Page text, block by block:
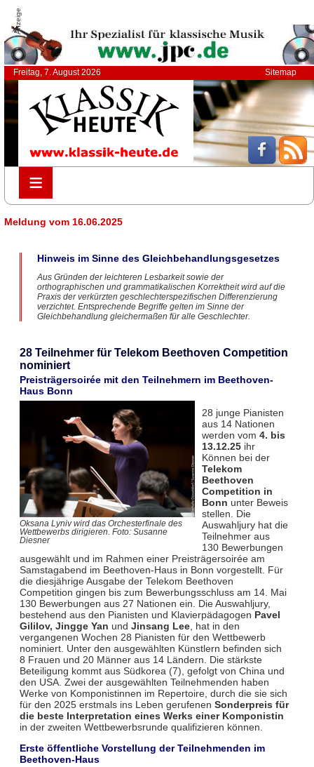
Anzeige
Freitag, 7. August 2026 Sitemap
≡
≡
Meldung vom 16.06.2025
Hinweis im Sinne des Gleichbehandlungsgesetzes
Aus Gründen der leichteren Lesbarkeit sowie der
orthographischen und grammatikalischen Korrektheit wird auf die
Praxis der verkürzten geschlechterspezifischen Differenzierung
verzichtet. Entsprechende Begriffe gelten im Sinne der
Gleichbehandlung gleichermaßen für alle Geschlechter.
28 Teilnehmer für Telekom Beethoven Competition
nominiert
Preisträgersoirée mit den Teilnehmern im Beethoven-
Haus Bonn
Oksana Lyniv wird das Orchesterfinale des
Wettbewerbs dirigieren. Foto: Susanne
Diesner
28 junge Pianisten
aus 14 Nationen
werden vom 4. bis
13.12.25ihr
Können bei der
Telekom
Beethoven
Competition in
Bonn unter Beweis
stellen. Die
Auswahljury hat die
Teilnehmer aus
130 Bewerbungen
ausgewählt und im Rahmen einer Preisträgersoirée am
Samstagabend im Beethoven-Haus in Bonn vorgestellt. Für
die diesjährige Ausgabe der Telekom Beethoven
Competition gingen bis zum Bewerbungsschluss am 14. Mai
130 Bewerbungen aus 27 Nationen ein. Die Auswahljury,
bestehend aus den Pianisten und Klavierpädagogen Pavel
Gililov, Jingge Yan und Jinsang Lee, hat in den
vergangenen Wochen 28 Pianisten für den Wettbewerb
nominiert. Unter den ausgewählten Künstlern befinden sich
8 Frauen und 20 Männer aus 14 Ländern. Die stärkste
Beteiligung kommt aus Südkorea (7), gefolgt von China und
den USA. Zwei der ausgewählten Teilnehmenden haben
Werke von Komponistinnen im Repertoire, durch die sie sich
für den 2025 erstmals ins Leben gerufenen Sonderpreis für
die beste Interpretation eines Werks einer Komponistin
in der zweiten Wettbewerbsrunde qualifizieren können.
Erste öffentliche Vorstellung der Teilnehmenden im
Beethoven-Haus